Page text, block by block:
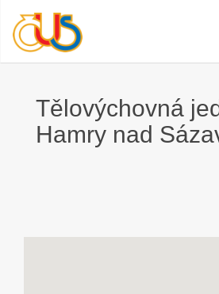
Tělovýchovná
Hamry nad